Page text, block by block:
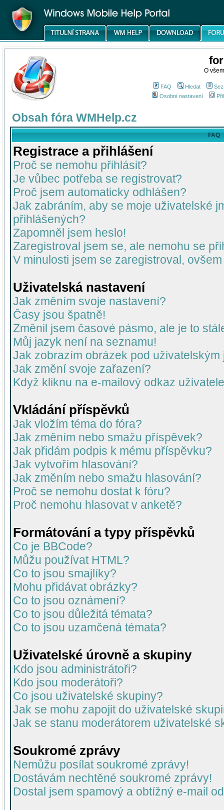
O
FAQ Hledat
Osobní nastavení
Obsah fóra WMHelp.cz
FAQ
Registrace a přihlášení
Proč se nemohu přihlásit?
Je vůbec potřeba se registrovat?
Proč jsem automaticky odhlášen?
Jak zabráním, aby se moje uživatelské
přihlášených?
Zapomněl jsem heslo!
Zaregistroval jsem se, ale nemohu se
V minulosti jsem se zaregistroval,
Uživatelská nastavení
Jak změním svoje nastavení?
Časy jsou špatně!
Změnil jsem časové pásmo, ale je to
Můj jazyk není na seznamu!
Jak zobrazím obrázek pod uživatelským
Jak změní svoje zařazení?
Když kliknu na e-mailový odkaz
Vkládání příspěvků
Jak vložím téma do fóra?
Jak změním nebo smažu příspěvek?
Jak přidám podpis k mému příspěvku?
Jak vytvořím hlasování?
Jak změním nebo smažu hlasování?
Proč se nemohu dostat k fóru?
Proč nemohu hlasovat v anketě?
Formátování a typy příspěvků
Co je BBCode?
Můžu používat HTML?
Co to jsou smajlíky?
Mohu přidávat obrázky?
Co to jsou oznámení?
Co to jsou důležitá témata?
Co to jsou uzamčená témata?
Uživatelské úrovně a skupiny
Kdo jsou administrátoři?
Kdo jsou moderátoři?
Co jsou uživatelské skupiny?
Jak se mohu zapojit do uživatelské
Jak se stanu moderátorem uživatelské
Soukromé zprávy
Nemůžu posílat soukromé zprávy!
Dostávám nechtěné soukromé zprávy!
Dostal jsem spamový a obtížný e-mail